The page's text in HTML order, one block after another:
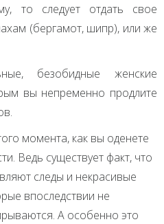
то следует отдать свое
(бергамот, шипр), или же
безобидные женские
вы непременно продлите
момента, как вы оденете
Ведь существует факт, что
следы и некрасивые
впоследствии не
А особенно это